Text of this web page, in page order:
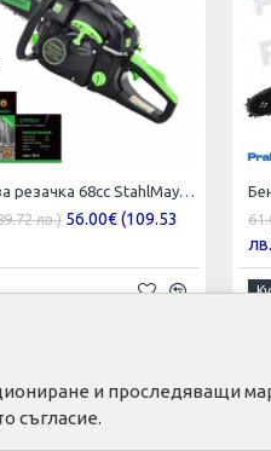
Бензинова резачка 68cc StahlMayer SM6805 - 2023
лв.) 56.00€ (109.53
и проследяващи
съгласие.